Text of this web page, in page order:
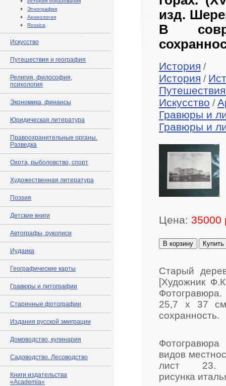
♦ Этнография
♦ Археология
♦ Rossica
Искусство
Путешествия и география
Религия, философия,
психология
Экономика, финансы
Юридическая литература
Правоохранительные органы.
Разведка
Охота, рыболовство, спорт
Художественная литература
Поэзия
Детские книги
Автографы, рукописи
Иудаика
Географические карты
Гравюры и литографии
Старинные фотографии
Издания русской эмиграции
Домоводство, кулинария
Садоводство. Лесоводство
Книги издательства
«Academia»
изд.
В
История /
История /
Искусство /
Гравюры и
Гравюры и
Цена: 35000
В корзину Купить
Старый
[Художник
25,7 х 37
сохранность.
видов
лист 23.
рисунка